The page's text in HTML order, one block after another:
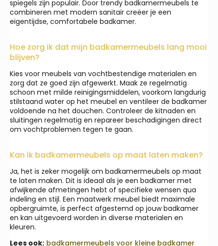
spiegels zijn populair. Door trendy badkamermeubels te
combineren met modern sanitair creëer je een
eigentijdse, comfortabele badkamer.
Hoe zorg ik dat mijn badkamermeubels lang mooi
blijven?
Kies voor meubels van vochtbestendige materialen en
zorg dat ze goed zijn afgewerkt. Maak ze regelmatig
schoon met milde reinigingsmiddelen, voorkom langdurig
stilstaand water op het meubel en ventileer de badkamer
voldoende na het douchen. Controleer de kitnaden en
sluitingen regelmatig en repareer beschadigingen direct
om vochtproblemen tegen te gaan.
Kan ik badkamermeubels op maat laten maken?
Ja, het is zeker mogelijk om badkamermeubels op maat
te laten maken. Dit is ideaal als je een badkamer met
afwijkende afmetingen hebt of specifieke wensen qua
indeling en stijl. Een maatwerk meubel biedt maximale
opbergruimte, is perfect afgestemd op jouw badkamer
en kan uitgevoerd worden in diverse materialen en
kleuren.
Lees ook: badkamermeubels voor kleine badkamer